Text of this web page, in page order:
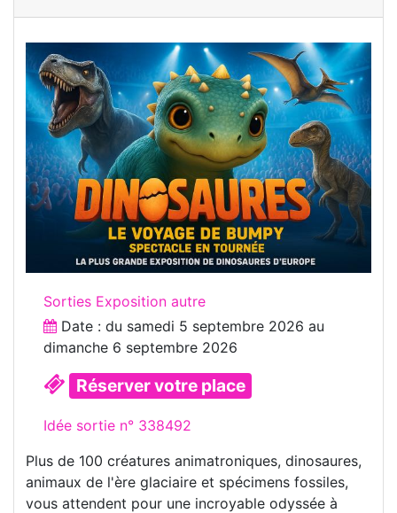
Sorties Exposition autre
Date : du samedi 5 septembre 2026 au
dimanche 6 septembre 2026
Réserver votre place
Idée sortie n° 338492
Plus de 100 créatures animatroniques, dinosaures,
animaux de l'ère glaciaire et spécimens fossiles,
vous attendent pour une incroyable odyssée à